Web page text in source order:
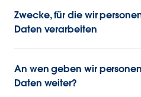
Zwecke, für die wir
Daten verarbeiten
An wen geben wir
Daten weiter?